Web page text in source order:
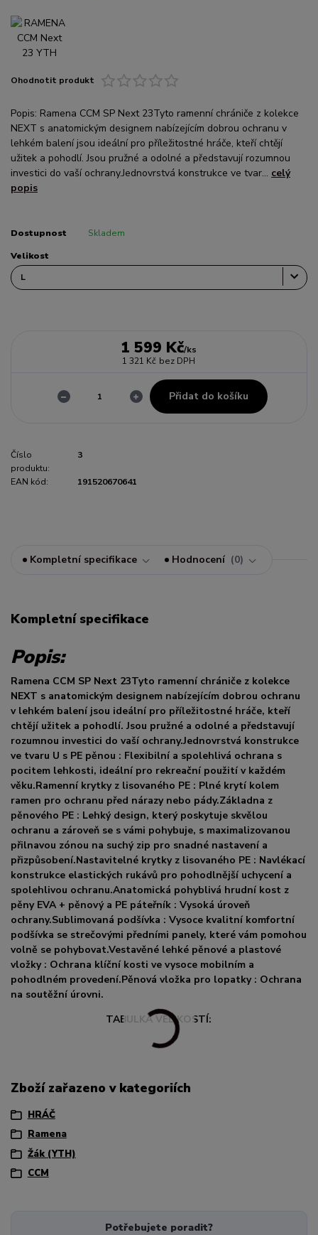
Ohodnotit produkt
Popis: Ramena CCM SP Next 23Tyto ramenní chrániče z kolekce
NEXT s anatomickým designem nabízejícím dobrou ochranu v
lehkém balení jsou ideální pro příležitostné hráče, kteří chtějí
užitek a pohodlí. Jsou pružné a odolné a představují rozumnou
investici do vaší ochrany.Jednovrstvá konstrukce ve tvar... celý
popis
Dostupnost Skladem
Velikost
1 599 Kč/ks
1 321 Kč bez DPH
Přidat do košíku
Číslo
produktu:
3
EAN kód: 191520670641
Kompletní specifikace Hodnocení 0
Kompletní specifikace
Popis:
Ramena CCM SP Next 23Tyto ramenní chrániče z kolekce
NEXT s anatomickým designem nabízejícím dobrou ochranu
v lehkém balení jsou ideální pro příležitostné hráče, kteří
chtějí užitek a pohodlí. Jsou pružné a odolné a představují
rozumnou investici do vaší ochrany.Jednovrstvá konstrukce
ve tvaru U s PE pěnou : Flexibilní a spolehlivá ochrana s
pocitem lehkosti, ideální pro rekreační použití v každém
věku.Ramenní krytky z lisovaného PE : Plné krytí kolem
ramen pro ochranu před nárazy nebo pády.Základna z
pěnového PE : Lehký design, který poskytuje skvělou
ochranu a zároveň se s vámi pohybuje, s maximalizovanou
přilnavou zónou na suchý zip pro snadné nastavení a
přizpůsobení.Nastavitelné krytky z lisovaného PE : Navlékací
konstrukce elastických rukávů pro pohodlnější uchycení a
spolehlivou ochranu.Anatomická pohyblivá hrudní kost z
pěny EVA + pěnový a PE páteřník : Vysoká úroveň
ochrany.Sublimovaná podšívka : Vysoce kvalitní komfortní
podšívka se strečovými předními panely, které vám pomohou
volně se pohybovat.Vestavěné lehké pěnové a plastové
vložky : Ochrana klíční kosti ve vysoce mobilním a
pohodlném provedení.Pěnová vložka pro lopatky : Ochrana
na soutěžní úrovni.
TABULKA VELIKOSTÍ:
Zboží zařazeno v kategoriích
HRÁČ
Ramena
Žák (YTH)
CCM
Potřebujete poradit?